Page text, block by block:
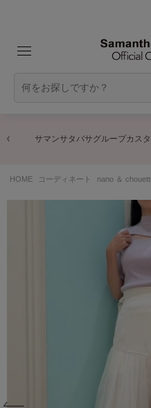
サマンサタバサグループカス
HOME コーディネート nano ＆